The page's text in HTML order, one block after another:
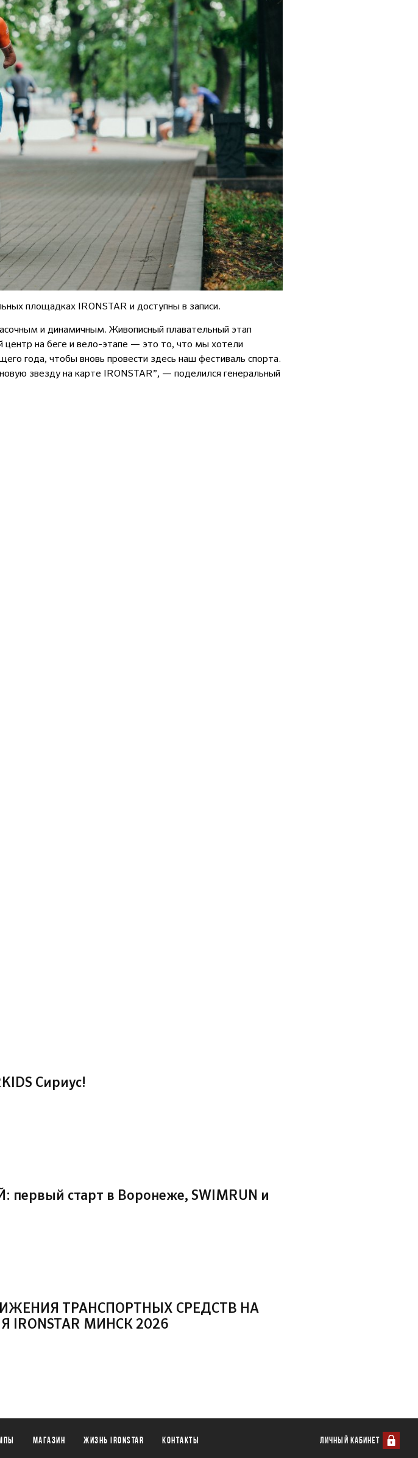
площадках IRONSTAR и доступны в записи.
и динамичным. Живописный плавательный этап
центр на беге и вело-этапе — это то, что мы хотели
года, чтобы вновь провести здесь наш фестиваль спорта.
звезду на карте IRONSTAR”, — поделился генеральный
Сириус!
старт в Воронеже, SWIMRUN и
ТРАНСПОРТНЫХ СРЕДСТВ НА
МИНСК 2026
Магазин Жизнь IronStar Контакты ЛИЧНЫЙ КАБИНЕТ